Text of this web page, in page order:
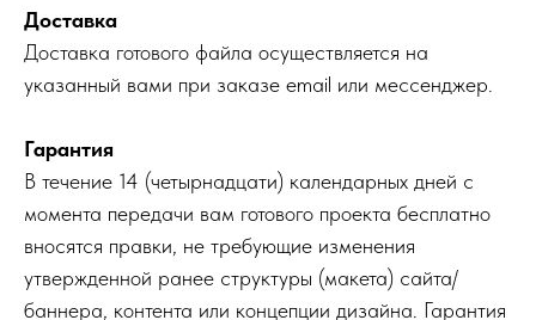
Доставка
Доставка готового файла осуществляется на
указанный вами при заказе email или мессенджер.
Гарантия
В течение 14 (четырнадцати) календарных дней с
момента передачи вам готового проекта бесплатно
вносятся правки, не требующие изменения
утвержденной ранее структуры (макета) сайта/
баннера, контента или концепции дизайна. Гарантия